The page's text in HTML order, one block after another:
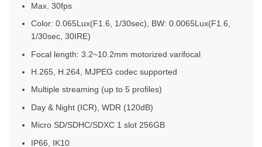
Max. 30fps
Color: 0.065Lux(F1.6, 1/30sec), BW: 0.0065Lux(F1.6,
1/30sec, 30IRE)
Focal length: 3.2~10.2mm motorized varifocal
H.265, H.264, MJPEG codec supported
Multiple streaming (up to 5 profiles)
Day & Night (ICR), WDR (120dB)
Micro SD/SDHC/SDXC 1 slot 256GB
IP66, IK10